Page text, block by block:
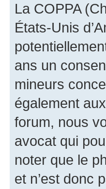
La COPPA
États-Unis
ans un
mineurs
également
forum, nous
avocat qui
noter que le
et n’est donc